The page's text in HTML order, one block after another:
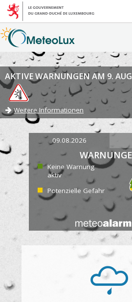
AKTIVE WARNUNGEN AM 9.
Weitere Informationen
09.08.2026
Keine Warnung
aktiv
Potenzielle Gefahr